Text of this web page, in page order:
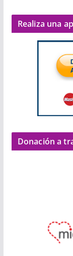
Realiza una
Donación a